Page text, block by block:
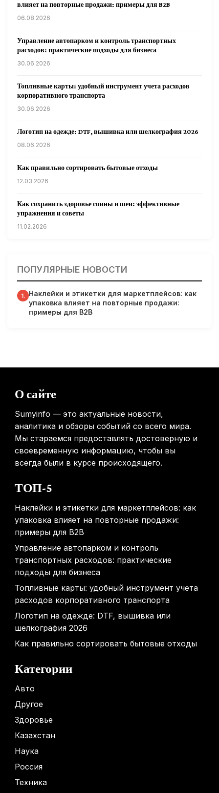
влияет на повторные продажи: примеры для B2B
06.08.2026
Управление автопарком и контроль транспортных
расходов: практические подходы для бизнеса
30.06.2026
Топливные карты: удобный инструмент учета расходов
корпоративного транспорта
30.06.2026
Логотип на одежде: DTF, вышивка или шелкография 2026
08.06.2026
Как правильно сортировать бытовые отходы
12.03.2026
Как сохранить здоровье спины и шеи: эффективные
упражнения и советы
11.02.2026
31.01.2026
Гарвардские ученые обнаружили сеть лимфатических
сосудов в мозге человека и мышей
31.01.2026
выявления рисков раннего старения
ПОПУЛЯРНЫЕ НОВОСТИ
1. Наклейки и этикетки для маркетплейсов: как
упаковка влияет на повторные продажи:
примеры для B2B
О сайте
Sumyinfo — это актуальные новости,
аналитика и обзоры событий со всего мира.
Мы стараемся предоставлять достоверную и
своевременную информацию, чтобы вы
всегда были в курсе происходящего.
ТОП-5
Наклейки и этикетки для маркетплейсов: как
упаковка влияет на повторные продажи:
примеры для B2B
Управление автопарком и контроль
транспортных расходов: практические
подходы для бизнеса
Топливные карты: удобный инструмент учета
расходов корпоративного транспорта
Логотип на одежде: DTF, вышивка или
шелкография 2026
Как правильно сортировать бытовые отходы
Категории
Авто
Другое
Здоровье
Казахстан
Наука
Россия
Техника